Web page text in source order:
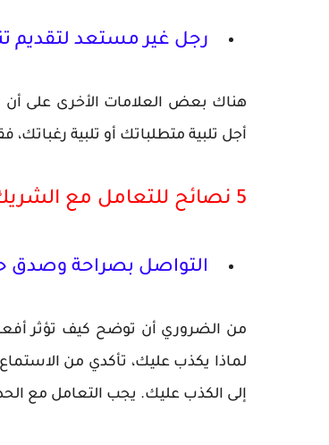
رجل غير مستعد لتقديم
هناك بعض العلامات الأخرى على أن
أجل تلبية متطلباتك أو تلبية
5 نصائح للتعامل مع الشريك الكاذب
التواصل بصراحة
من الضروري أن توضح كيف تؤثر
لماذا يكذب عليك، تأكدي من
إلى الكذب عليك. يجب التعامل مع